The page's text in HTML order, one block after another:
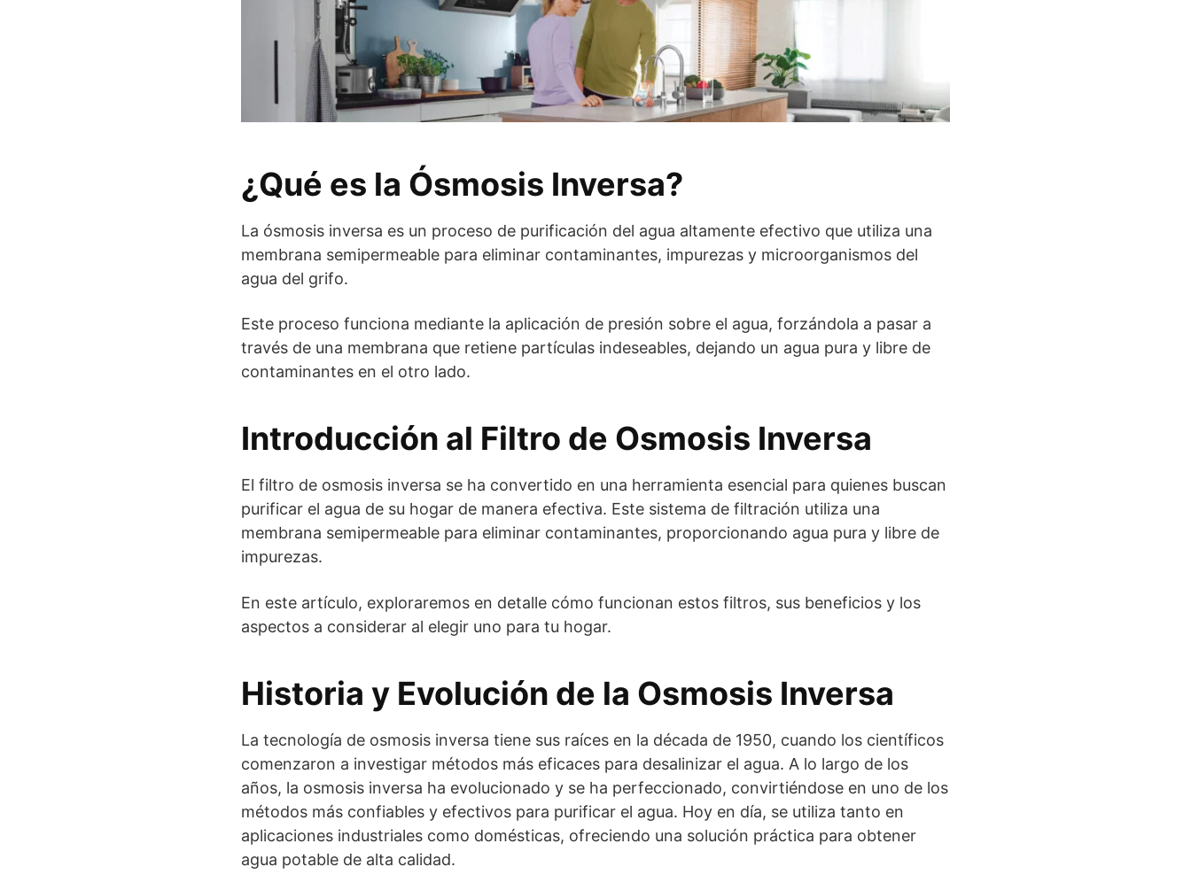
¿Qué es la Ósmosis Inversa?
La ósmosis inversa es un proceso de purificación del agua altamente efectivo que utiliza una
membrana semipermeable para eliminar contaminantes, impurezas y microorganismos del
agua del grifo.
Este proceso funciona mediante la aplicación de presión sobre el agua, forzándola a pasar a
través de una membrana que retiene partículas indeseables, dejando un agua pura y libre de
contaminantes en el otro lado.
Introducción al Filtro de Osmosis Inversa
El filtro de osmosis inversa se ha convertido en una herramienta esencial para quienes buscan
purificar el agua de su hogar de manera efectiva. Este sistema de filtración utiliza una
membrana semipermeable para eliminar contaminantes, proporcionando agua pura y libre de
impurezas.
En este artículo, exploraremos en detalle cómo funcionan estos filtros, sus beneficios y los
aspectos a considerar al elegir uno para tu hogar.
Historia y Evolución de la Osmosis Inversa
La tecnología de osmosis inversa tiene sus raíces en la década de 1950, cuando los científicos
comenzaron a investigar métodos más eficaces para desalinizar el agua. A lo largo de los
años, la osmosis inversa ha evolucionado y se ha perfeccionado, convirtiéndose en uno de los
métodos más confiables y efectivos para purificar el agua. Hoy en día, se utiliza tanto en
aplicaciones industriales como domésticas, ofreciendo una solución práctica para obtener
agua potable de alta calidad.